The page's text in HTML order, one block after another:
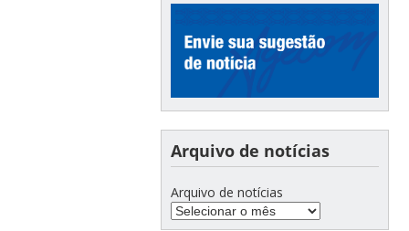
Arquivo de notícias
Arquivo de notícias